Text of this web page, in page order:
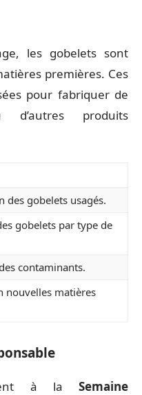
les gobelets sont
premières. Ces
pour fabriquer de
d’autres produits
des gobelets usagés.
gobelets par type de
contaminants.
nouvelles matières
à la Semaine